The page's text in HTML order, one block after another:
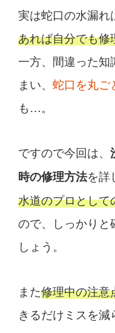
実は蛇口の水漏れ
あれば自分でも修
一方、間違った知
まい、 蛇口を丸ご
も…。
ですので今回は、
時の修理方法を詳
水道のプロとして
ので、しっかりと
しょう。
また修理中の注意
きるだけミスを減